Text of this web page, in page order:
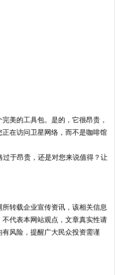
美的工具包。是的，它很昂贵，
在访问卫星网络，而不是咖啡馆
于昂贵，还是对您来说值得？让
所转载企业宣传资讯，该相关信息
代表本网站观点，文章真实性请
风险，提醒广大民众投资需谨